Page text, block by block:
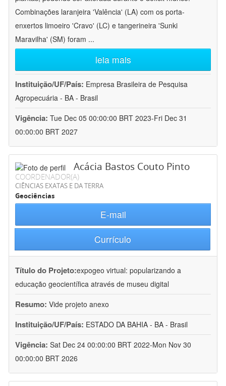
Combinações laranjeira 'Valência' (LA) com os porta-
enxertos limoeiro 'Cravo' (LC) e tangerineira 'Sunki
Maravilha' (SM) foram ...
leia mais
Instituição/UF/País: Empresa Brasileira de Pesquisa
Agropecuária - BA - Brasil
Vigência: Tue Dec 05 00:00:00 BRT 2023-Fri Dec 31
00:00:00 BRT 2027
Acácia Bastos Couto Pinto
COORDENADOR(A)
CIÊNCIAS EXATAS E DA TERRA
Geociências
E-mail
Currículo
Título do Projeto:expogeo virtual: popularizando a
educação geocientífica através de museu digital
Resumo: Vide projeto anexo
Instituição/UF/País: ESTADO DA BAHIA - BA - Brasil
Vigência: Sat Dec 24 00:00:00 BRT 2022-Mon Nov 30
00:00:00 BRT 2026